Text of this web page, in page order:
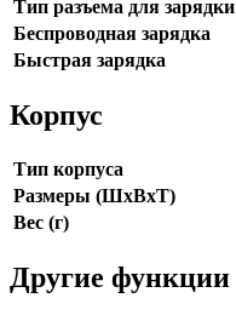
Тип разъема для зарядки
Беспроводная зарядка
Быстрая зарядка
Корпус
Тип корпуса
Размеры (ШxВxТ)
Вес (г)
Другие функции